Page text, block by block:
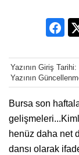
Yazının Giriş
Yazının
Bursa son
henüz daha net
dansı olarak